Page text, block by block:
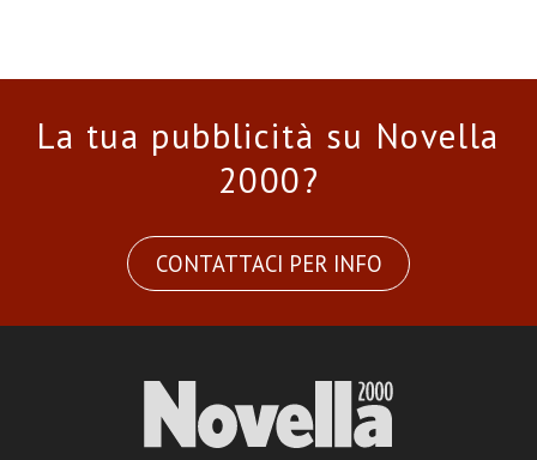
La tua pubblicità su Novella
2000?
CONTATTACI PER INFO